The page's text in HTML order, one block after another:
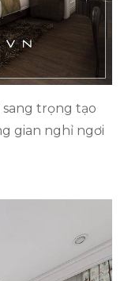
trọng tạo
gian nghỉ ngơi